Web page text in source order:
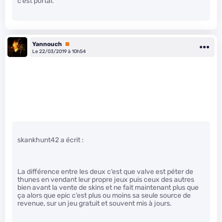
Yannouch Premium
Le 22/03/2019 à 10h54
skankhunt42 a écrit :
La différence entre les deux c’est que valve est péter de
thunes en vendant leur propre jeux puis ceux des autres
bien avant la vente de skins et ne fait maintenant plus que
ça alors que epic c’est plus ou moins sa seule source de
revenue, sur un jeu gratuit et souvent mis à jours.